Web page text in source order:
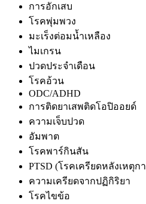
การอักเสบ
โรคพุ่มพวง
มะเร็งต่อมน้ำเหลือง
ไมเกรน
ปวดประจำเดือน
โรคอ้วน
ODC/ADHD
การติดยาเสพติดโอปิออยด์
ความเจ็บปวด
อัมพาต
โรคพาร์กินสัน
PTSD (โรคเครียดหลังเหตุ
ความเครียดจากปฏิกิริยา
โรคไขข้อ